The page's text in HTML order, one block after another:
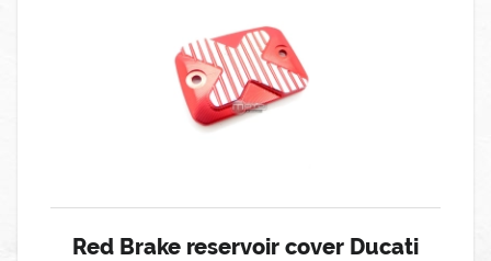
Red Brake reservoir cover Ducati